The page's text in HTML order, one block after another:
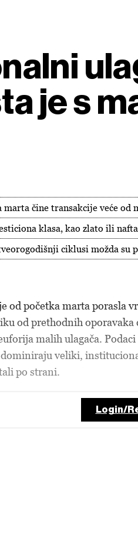
je s
čine transakcije veće od
klasa, kao zlato ili nafta
ciklusi možda su
od početka marta porasla
od prethodnih oporavaka
malih ulagača.
veliki,
po strani.
Login/